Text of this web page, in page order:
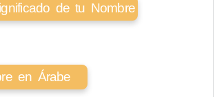
de tu Nombre
en Árabe